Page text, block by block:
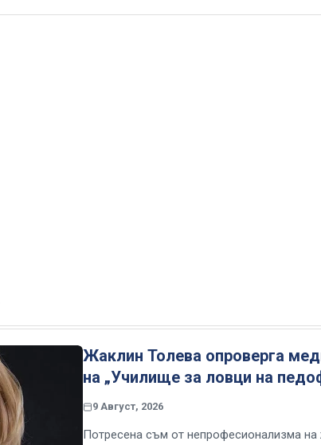
Жаклин Толева опроверга
на „Училище за ловци на
9 Август, 2026
Потресена съм от непрофесионализма